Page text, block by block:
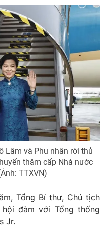
Lâm và Phu nhân rời thủ
thăm cấp Nhà nước
TTXVN)
Tổng Bí thư, Chủ tịch
đàm với Tổng thống
Jr.